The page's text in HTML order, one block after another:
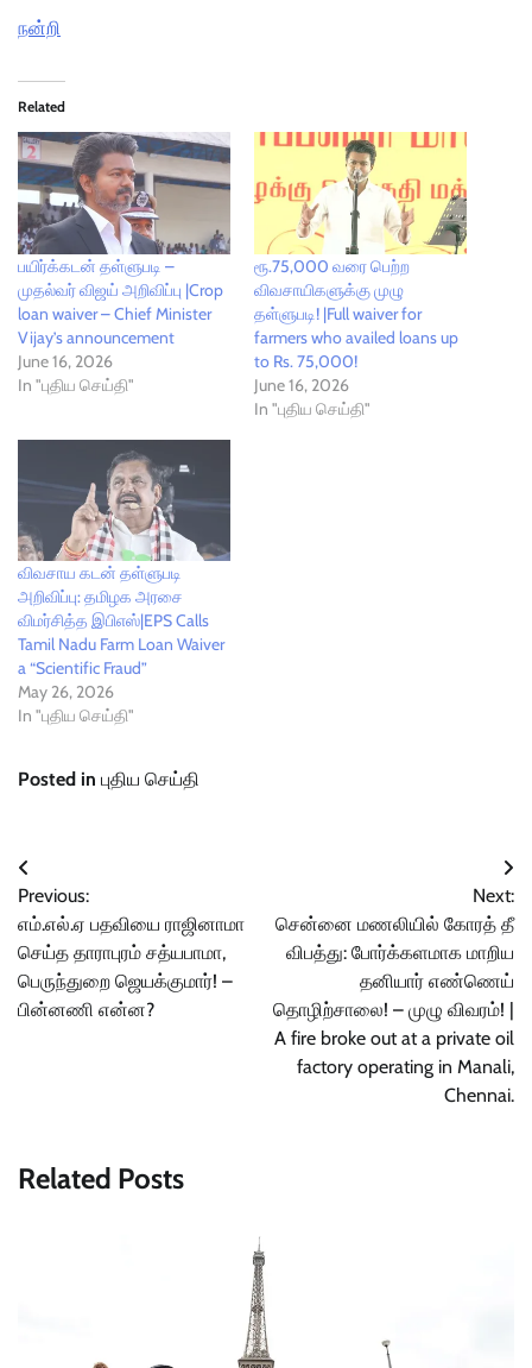
நன்றி
Related
பயிர்க்கடன் தள்ளுபடி –
முதல்வர் விஜய் அறிவிப்பு |Crop
loan waiver – Chief Minister
Vijay’s announcement
June 16, 2026
In "புதிய செய்தி"
ரூ.75,000 வரை பெற்ற
விவசாயிகளுக்கு முழு
தள்ளுபடி! |Full waiver for
farmers who availed loans up
to Rs. 75,000!
June 16, 2026
In "புதிய செய்தி"
விவசாய கடன் தள்ளுபடி
அறிவிப்பு: தமிழக அரசை
விமர்சித்த இபிஎஸ்|EPS Calls
Tamil Nadu Farm Loan Waiver
a “Scientific Fraud”
May 26, 2026
In "புதிய செய்தி"
Posted in புதிய செய்தி
Post
navigation
Previous:
எம்‌.எல்.ஏ பதவியை ராஜினாமா
செய்த தாராபுரம் சத்யபாமா,
பெருந்துறை ஜெயக்குமார்! –
பின்னணி என்ன?
Next:
சென்னை மணலியில் கோரத் தீ
விபத்து: போர்க்களமாக மாறிய
தனியார் எண்ணெய்
தொழிற்சாலை! – முழு விவரம்! |
A fire broke out at a private oil
factory operating in Manali,
Chennai.
Related Posts